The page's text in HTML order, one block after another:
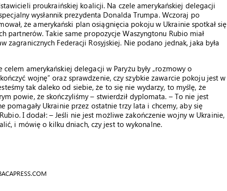
proukraińskiej koalicji. Na czele amerykańskiej delegacji
wysłannik prezydenta Donalda Trumpa. Wczoraj po
że amerykański plan osiągnięcia pokoju w Ukrainie spotkał się
partnerów. Takie same propozycje Waszyngtonu Rubio miał
zagranicznych Federacji Rosyjskiej. Nie podano jednak, jaka była
amerykańskiej delegacji w Paryżu były „rozmowy o
wojnę” oraz sprawdzenie, czy szybkie zawarcie pokoju jest w
tak daleko od siebie, że to się nie wydarzy, to myślę, że
powie, że skończyliśmy – stwierdził dyplomata. – To nie jest
pomagały Ukrainie przez ostatnie trzy lata i chcemy, aby się
I dodał: – Jeśli nie jest możliwe zakończenie wojny w Ukrainie,
i mówię o kilku dniach, czy jest to wykonalne.